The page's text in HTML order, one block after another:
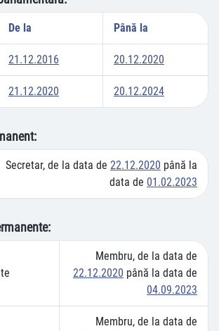
De la Până la
21.12.2016 20.12.2020
21.12.2020 20.12.2024
Secretar, de la data de 22.12.2020 până la
data de 01.02.2023
Membru, de la data de
22.12.2020 până la data de
04.09.2023
Membru, de la data de